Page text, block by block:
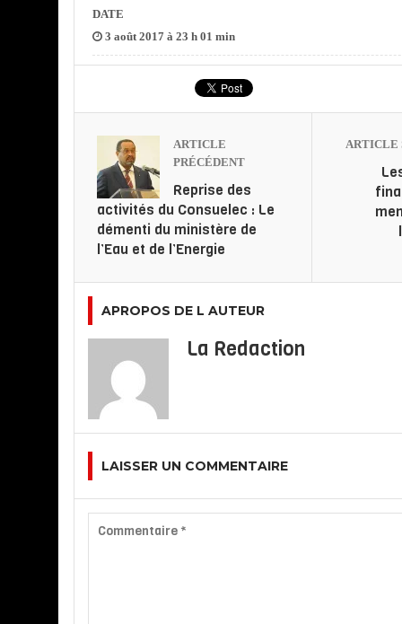
DATE
3 août 2017 à 23 h 01 min
ARTICLE
PRÉCÉDENT
Reprise des
activités du Consuelec : Le
démenti du ministère de
l’Eau et de l’Energie
ARTICLE
APROPOS DE L AUTEUR
La Redaction
LAISSER UN COMMENTAIRE